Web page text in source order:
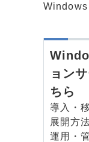
Windows
ョン
ちら
導入・
展開方
運用・